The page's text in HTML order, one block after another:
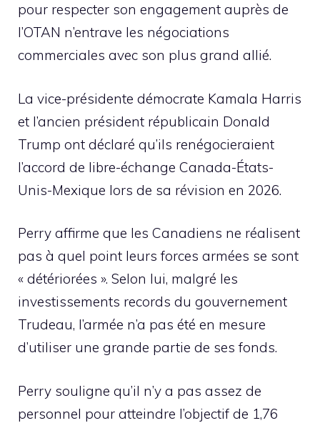
pour respecter son engagement auprès de
l’OTAN n’entrave les négociations
commerciales avec son plus grand allié.
La vice-présidente démocrate Kamala Harris
et l’ancien président républicain Donald
Trump ont déclaré qu’ils renégocieraient
l’accord de libre-échange Canada-États-
Unis-Mexique lors de sa révision en 2026.
Perry affirme que les Canadiens ne réalisent
pas à quel point leurs forces armées se sont
« détériorées ». Selon lui, malgré les
investissements records du gouvernement
Trudeau, l’armée n’a pas été en mesure
d’utiliser une grande partie de ses fonds.
Perry souligne qu’il n’y a pas assez de
personnel pour atteindre l’objectif de 1,76